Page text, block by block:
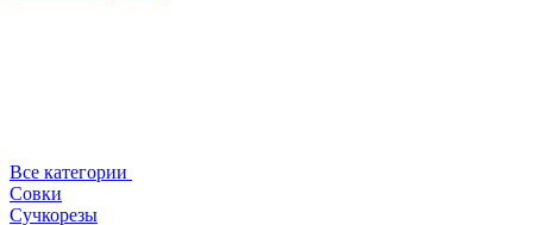
Все категории
Совки
Сучкорезы